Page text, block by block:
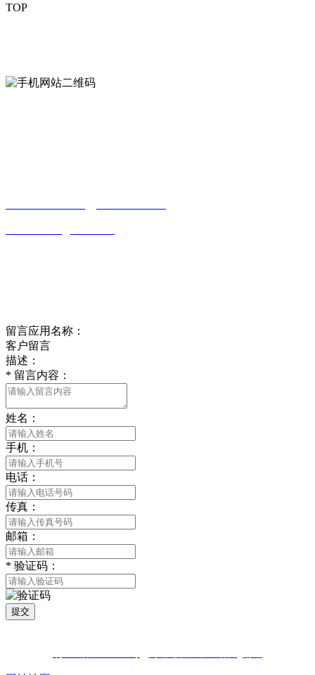
TOP
留言应用名称：
客户留言
描述：
* 留言内容：
姓名：
手机：
电话：
传真：
邮箱：
* 验证码：
提交